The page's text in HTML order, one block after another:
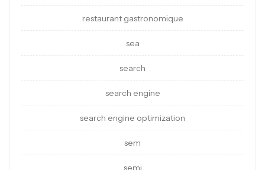
restaurant gastronomique
sea
search
search engine
search engine optimization
sem
semi